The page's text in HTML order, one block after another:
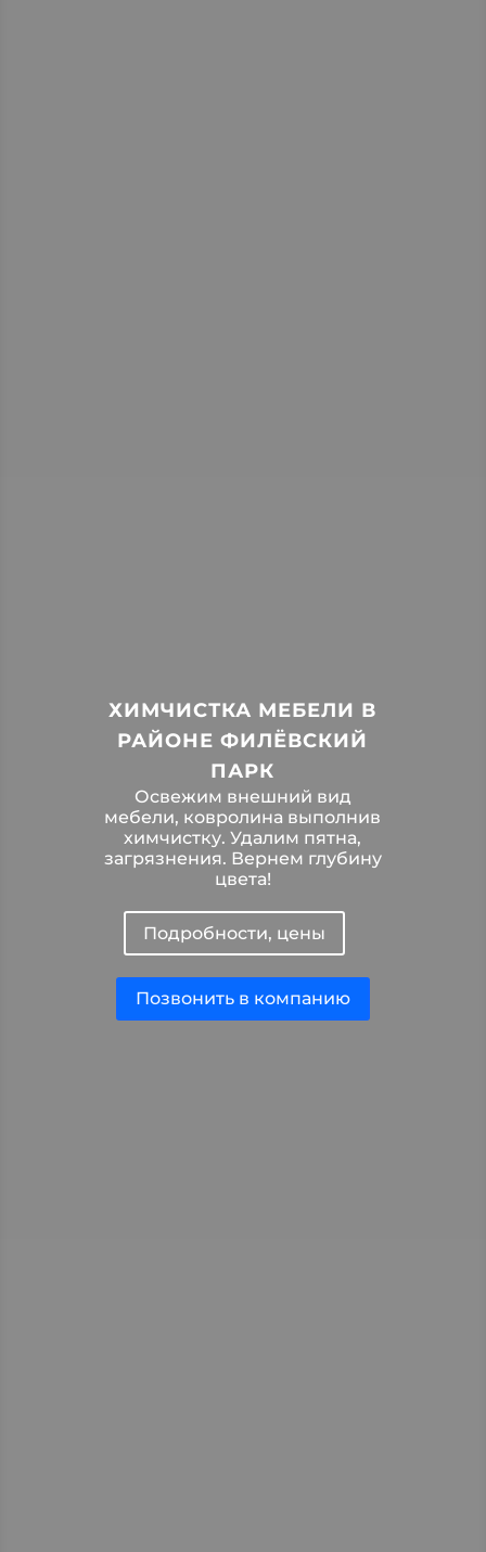
ХИМЧИСТКА МЕБЕЛИ В
РАЙОНЕ ФИЛЁВСКИЙ
ПАРК
Освежим внешний вид
мебели, ковролина выполнив
химчистку. Удалим пятна,
загрязнения. Вернем глубину
цвета!
Подробности, цены
Позвонить в компанию